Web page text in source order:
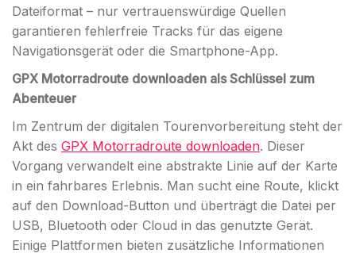
Dateiformat – nur vertrauenswürdige Quellen
garantieren fehlerfreie Tracks für das eigene
Navigationsgerät oder die Smartphone-App.
GPX Motorradroute downloaden als Schlüssel zum
Abenteuer
Im Zentrum der digitalen Tourenvorbereitung steht der
Akt des GPX Motorradroute downloaden. Dieser
Vorgang verwandelt eine abstrakte Linie auf der Karte
in ein fahrbares Erlebnis. Man sucht eine Route, klickt
auf den Download-Button und überträgt die Datei per
USB, Bluetooth oder Cloud in das genutzte Gerät.
Einige Plattformen bieten zusätzliche Informationen